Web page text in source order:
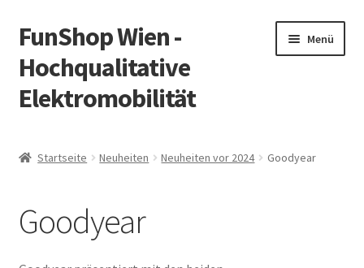
Zur
Navigation
springen
Zum
Inhalt
springen
FunShop Wien -
Hochqualitative
Elektromobilität
Menü
Vorsicht Internetbetrug
Über FunShop
Startseite Neuheiten Neuheiten vor 2024 Goodyear
Goodyear